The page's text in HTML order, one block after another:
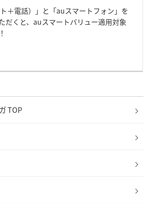
＋電話）」と「auスマートフォン」を
だくと、auスマートバリュー適用対象
TOP